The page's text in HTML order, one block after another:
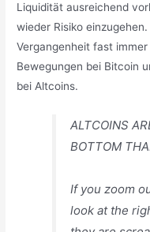
Liquidität ausreichend
wieder Risiko
Vergangenheit fast
Bewegungen bei Bitcoin
bei Altcoins.
ALTCOINS
BOTTOM
If you zoom
look at the